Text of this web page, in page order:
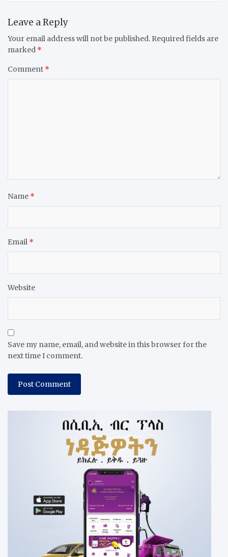
Leave a Reply
Your email address will not be published. Required fields are
marked *
Comment *
Name *
Email *
Website
Save my name, email, and website in this browser for the
next time I comment.